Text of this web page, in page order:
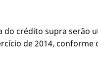
do crédito supra
de 2014,